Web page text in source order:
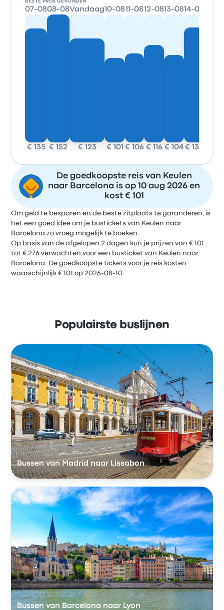
BESTE PRIJS GEVONDEN
07-08
€ 135
08-08
€ 152
Vandaag
€ 123
10-08
€ 101
11-08
€ 106
12-08
€ 116
13-08
€ 104
14-08
€ 137
De goedkoopste reis van Keulen
naar Barcelona is op 10 aug 2026 en
kost € 101
Om geld te besparen en de beste zitplaats te garanderen, is
het een goed idee om je bustickets van Keulen naar
Barcelona zo vroeg mogelijk te boeken.
Op basis van de afgelopen 2 dagen kun je prijzen van € 101
tot € 276 verwachten voor een busticket van Keulen naar
Barcelona. De goedkoopste tickets voor je reis kosten
waarschijnlijk € 101 op 2026-08-10.
Populairste buslijnen
Bussen van Madrid naar Lissabon
Bussen van Barcelona naar Lyon